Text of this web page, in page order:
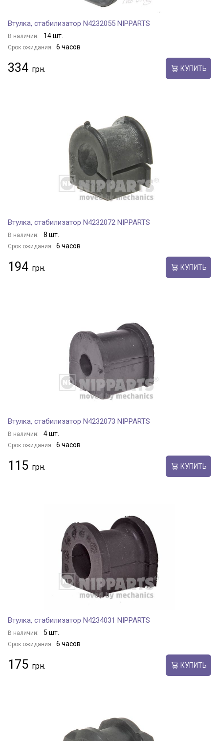
Втулка, стабилизатор N4232055 NIPPARTS
В наличии: 14 шт.
Срок ожидания: 6 часов
334 КУПИТЬ
Втулка, стабилизатор N4232072 NIPPARTS
В наличии: 8 шт.
Срок ожидания: 6 часов
194 КУПИТЬ
Втулка, стабилизатор N4232073 NIPPARTS
В наличии: 4 шт.
Срок ожидания: 6 часов
115 КУПИТЬ
Втулка, стабилизатор N4234031 NIPPARTS
В наличии: 5 шт.
Срок ожидания: 6 часов
175 КУПИТЬ